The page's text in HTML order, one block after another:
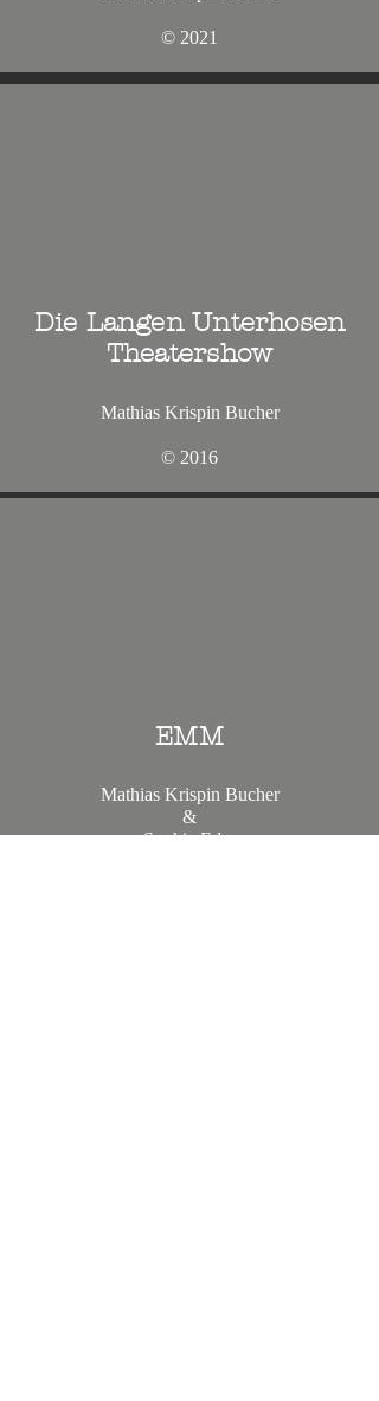
© 2021
Die Langen Unterhosen
Theatershow
Mathias Krispin Bucher
© 2016
EMM
Mathias Krispin Bucher
&
Sophie Eder